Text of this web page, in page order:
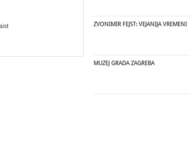
ZVONIMIR FEJST: VEJANIJA VREMENI
MUZEJ GRADA ZAGREBA